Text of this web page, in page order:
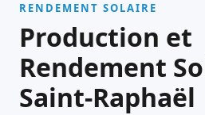
RENDEMENT SOLAIRE
Production et
Rendement
Saint-Raphaël